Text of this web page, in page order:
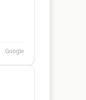
Google